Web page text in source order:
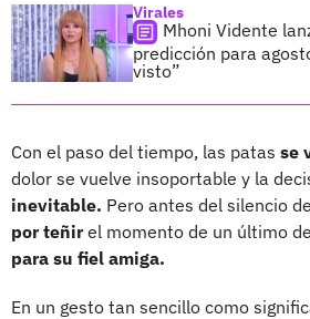
Virales
Mhoni Vidente
predicción para
visto”
Con el paso del tiempo, las patas se
dolor se vuelve insoportable y la
inevitable. Pero antes del silencio
por teñirel momento de un último
para su fiel amiga.
En un gesto tan sencillo como